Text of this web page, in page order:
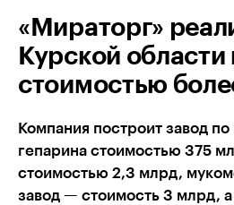
«Мираторг»
Курской
стоимостью
Компания построит завод
гепарина стоимостью 375
стоимостью 2,3 млрд,
завод — стоимость 3 млрд,